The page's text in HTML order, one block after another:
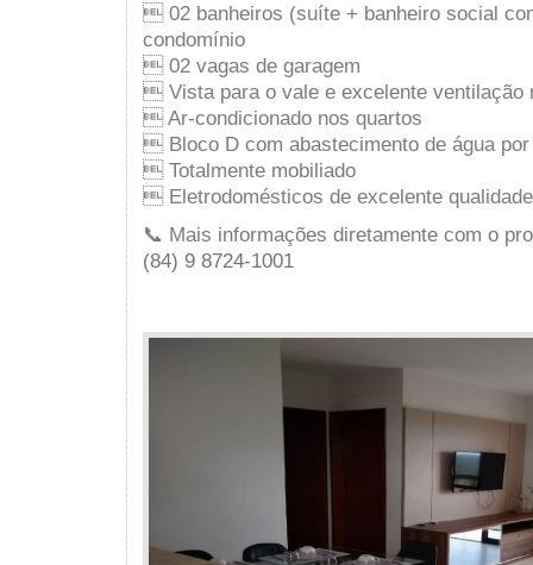
 02 banheiros (suíte + banheiro social
condomínio
 02 vagas de garagem
 Vista para o vale e excelente ventilação
 Ar-condicionado nos quartos
 Bloco D com abastecimento de água
 Totalmente mobiliado
 Eletrodomésticos de excelente qualidade
📞 Mais informações diretamente com o
(84) 9 8724-1001